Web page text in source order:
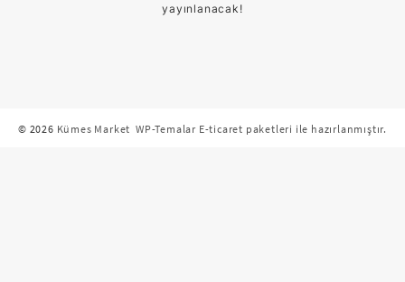
yayınlanacak!
© 2026 Kümes Market WP-Temalar E-ticaret paketleri ile hazırlanmıştır.